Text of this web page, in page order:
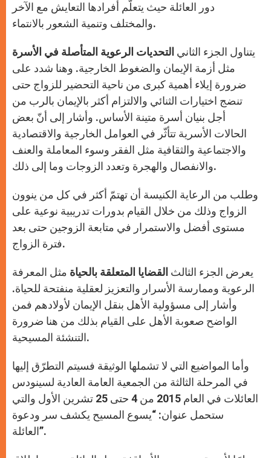
دور العائلة حيث يتعلّم أفرادها التعايش مع الآخر
والمختلف وتنمية الشعور بالانتماء.
يتناول الجزء الثاني التحديات الرعوية المتأصلة في الأسرة
مثل أزمة الإيمان والضغوط الخارجية. وهنا شدد على
ضرورة إيلاء أهمية كبرى من ناحية التحضير للزواج حتى
تنضج اختيارات الثنائي والالتزام أكثر بالإيمان بالرب من
أجل بنيان أسرة متينة الأساس. وأشار إلى أنّ بعض
الحالات الأسرية تتأثّر في العوامل الخارجية والاقتصادية
والاجتماعية والثقافية مثل الفقر وسوء المعاملة والعنف
والانفصال والهجرة وتعدد الزوجات وما إلى ذلك.
وطلب من الرعاية الكنيسة أن تهتمّ أكثر في كل من ينوون
الزواج وذلك من خلال القيام بدورات تدريبية نوعية على
مستوى أفضل والاستمرار في متابعة الزوجين حتى بعد
فترة الزواج.
يعرض الجزء الثالث القضايا المتعلقة بالحياة مثل المعرفة
الرعوية وممارسة الأسرار والتعزيز لعقلية منفتحة للحياة.
وأشار إلى مسؤولية الأهل بنقل الإيمان لأولادهم فمن
الواضح صعوبة الأهل على القيام بذلك من هنا ضرورة
التنشئة المسيحية.
وأما المواضيع التي لا تشملها الوثيقة فسيتم التطرّق إليها
في المرحلة الثالثة من الجمعية العامة العادية لسينودس
العائلات في العام 2015 من 4 حتى 25 تشرين الأول والتي
ستحمل عنوان: “يسوع المسيح يكشف سر ودعوة
العائلة”.